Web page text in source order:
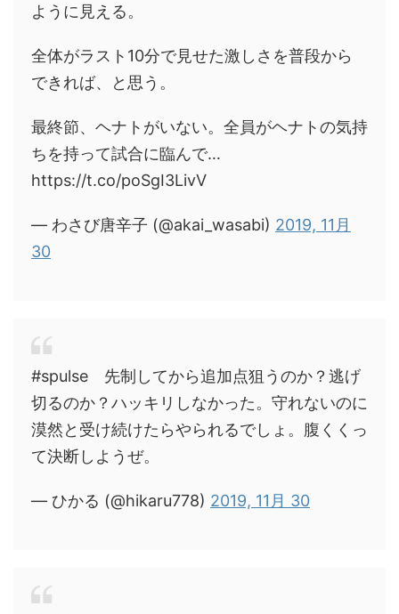
ように見える。
全体がラスト10分で見せた激しさを普段から
できれば、と思う。
最終節、ヘナトがいない。全員がヘナトの気持
ちを持って試合に臨んで…
https://t.co/poSgI3LivV
— わさび唐辛子 (@akai_wasabi) 2019, 11月
30
#spulse 先制してから追加点狙うのか？逃げ
切るのか？ハッキリしなかった。守れないのに
漠然と受け続けたらやられるでしょ。腹くくっ
て決断しようぜ。
— ひかる (@hikaru778) 2019, 11月 30